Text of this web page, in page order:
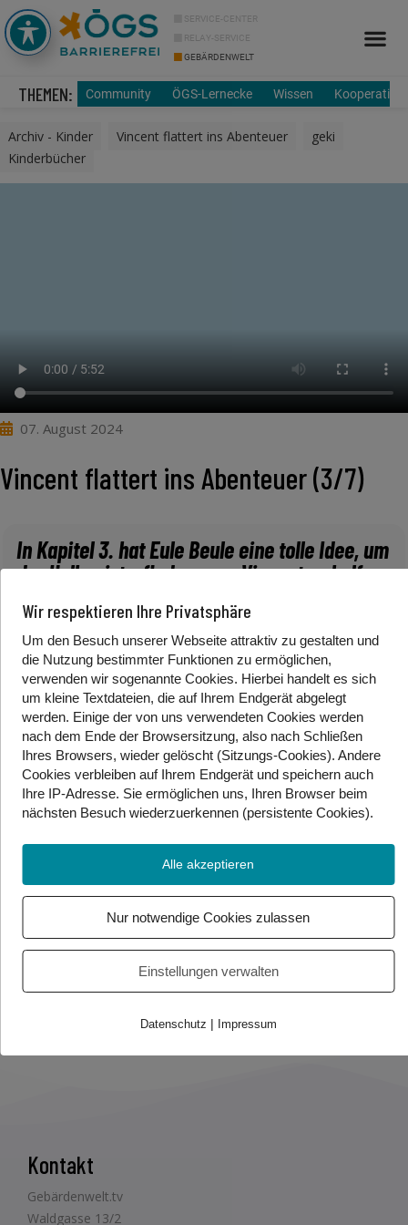
SERVICE-CENTER
RELAY-SERVICE
GEBÄRDENWELT
THEMEN: Community ÖGS-Lernecke Wissen
Archiv - Kinder Vincent flattert ins Abenteuer geki
Kinderbücher
07. August 2024
Vincent flattert ins Abenteuer (3/7)
In Kapitel 3. hat Eule Beule eine tolle Idee, um
der Halbgeisterfledermaus Vincent zu helfen,
*Alternativlink zum Video:YouTube
Autorin: Sonja Kaiblinger
Illustrationen: Fréderic Bertrand
Herausgeber: Loewe Verlag (2020)
Foto/Video Credits: Sonja Kaiblinger – Fréderic Bertrand – Loewe
Verlag / Gebärdenwelt.tv
Beitrag teilen
Kontakt
Gebärdenwelt.tv
Waldgasse 13/2
Wir respektieren Ihre Privatsphäre
Um den Besuch unserer Webseite attraktiv zu gestalten und
die Nutzung bestimmter Funktionen zu ermöglichen,
verwenden wir sogenannte Cookies. Hierbei handelt es sich
um kleine Textdateien, die auf Ihrem Endgerät abgelegt
werden. Einige der von uns verwendeten Cookies werden
nach dem Ende der Browsersitzung, also nach Schließen
Ihres Browsers, wieder gelöscht (Sitzungs-Cookies). Andere
Cookies verbleiben auf Ihrem Endgerät und speichern auch
Ihre IP-Adresse. Sie ermöglichen uns, Ihren Browser beim
nächsten Besuch wiederzuerkennen (persistente Cookies).
Alle akzeptieren
Nur notwendige Cookies zulassen
Einstellungen verwalten
Datenschutz | Impressum